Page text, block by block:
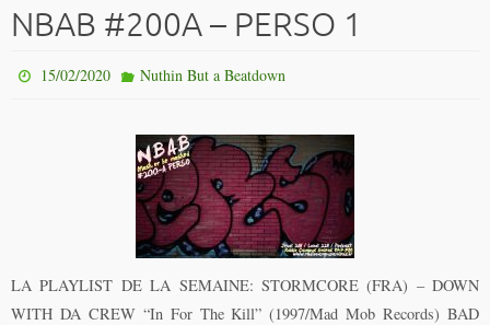
NBAB #200A – PERSO 1
15/02/2020 Nuthin But a Beatdown
LA PLAYLIST DE LA SEMAINE: STORMCORE (FRA) – DOWN
WITH DA CREW “In For The Kill” (1997/Mad Mob Records) BAD